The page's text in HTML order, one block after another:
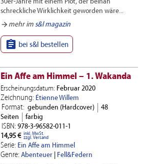
30er-Jahre mit einem Plot, der beinah
schreckliche Wirklichkeit geworden wäre...
arrow_forward mehr im s&l magazin
 bei s&l bestellen
Ein Affe am Himmel – 1. Wakanda
Erscheinungsdatum: Februar 2020
Zeichnung: Étienne Willem
Format: gebunden (Hardcover)
48
Seiten
farbig
ISBN: 978-3-96582-011-1
14,95 € inkl. MwSt.
zzgl. Versand
Serie: Ein Affe am Himmel
Genre: Abenteuer| Fell&Federn